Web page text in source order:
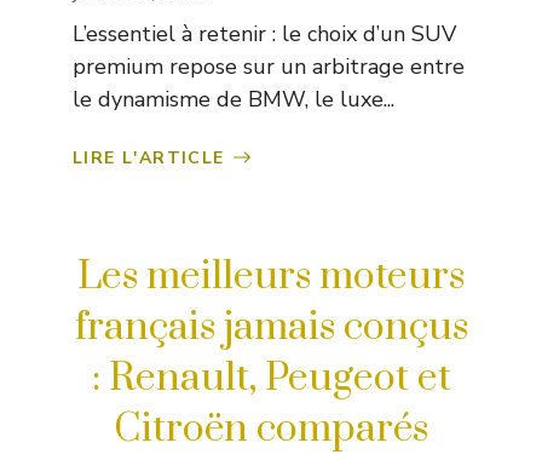
L’essentiel à retenir : le choix d’un SUV
premium repose sur un arbitrage entre
le dynamisme de BMW, le luxe...
LIRE L'ARTICLE
Les meilleurs moteurs
français jamais conçus
: Renault, Peugeot et
Citroën comparés